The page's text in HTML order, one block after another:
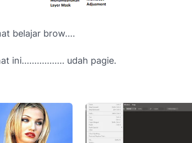
belajar brow....
ini................. udah pagie.